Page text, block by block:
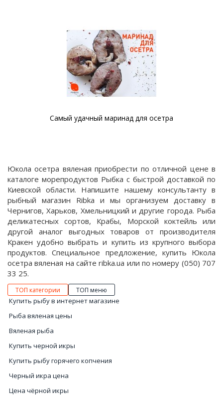
Самый удачный маринад для осетра
Юкола осетра вяленая приобрести по отличной цене в
каталоге морепродуктов Рыбка с быстрой доставкой по
Киевской области. Напишите нашему консультанту в
рыбный магазин Ribka и мы организуем доставку в
Чернигов, Харьков, Хмельницкий и другие города. Рыба
деликатесных сортов, Крабы, Морской коктейль или
другой аналог выгодных товаров от производителя
Кракен удобно выбрать и купить из крупного выбора
продуктов. Специальное предложение, купить Юкола
осетра вяленая на сайте ribka.ua или по номеру (050) 707
33 25.
ТОП категории ТОП меню
Купить рыбу в интернет магазине
Рыба вяленая цены
Вяленая рыба
Купить черной икры
Купить рыбу горячего копчения
Черный икра цена
Цена чёрной икры